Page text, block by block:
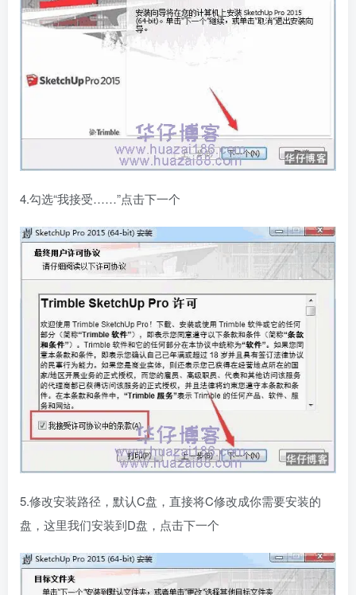
4.勾选“我接受……”点击下一个
5.修改安装路径，默认C盘，直接将C修改成你需要安装的
盘，这里我们安装到D盘，点击下一个